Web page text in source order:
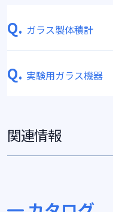
Q. ガラス製体積計
Q. 実験用ガラス機器
関連情報